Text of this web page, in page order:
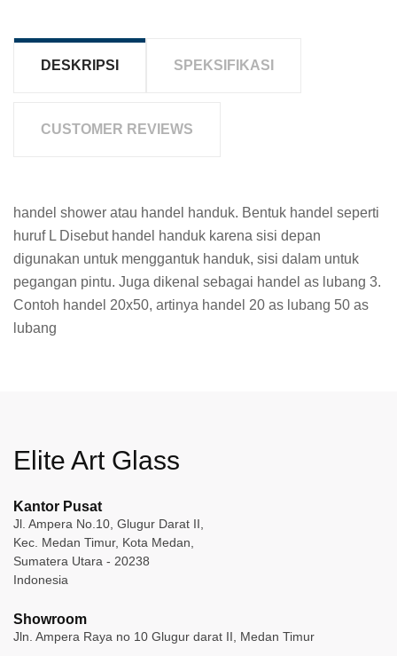
DESKRIPSI SPEKSIFIKASI
CUSTOMER REVIEWS
handel shower atau handel handuk. Bentuk handel seperti
huruf L Disebut handel handuk karena sisi depan
digunakan untuk menggantuk handuk, sisi dalam untuk
pegangan pintu. Juga dikenal sebagai handel as lubang 3.
Contoh handel 20x50, artinya handel 20 as lubang 50 as
lubang
Elite Art Glass
Kantor Pusat
Jl. Ampera No.10, Glugur Darat II,
Kec. Medan Timur, Kota Medan,
Sumatera Utara - 20238
Indonesia
Showroom
Jln. Ampera Raya no 10 Glugur darat II, Medan Timur